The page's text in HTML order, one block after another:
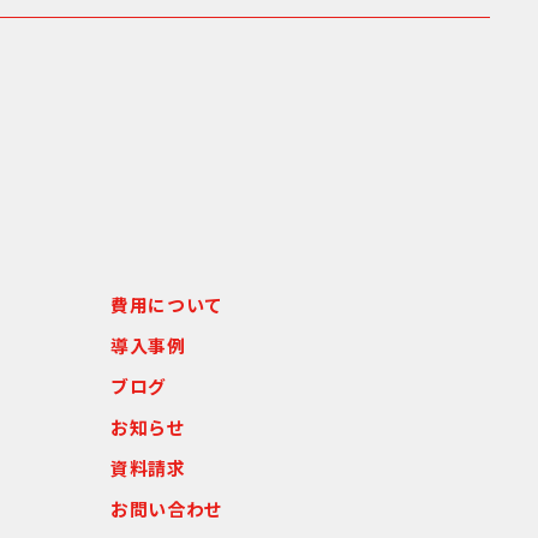
費用について
導入事例
ブログ
お知らせ
資料請求
お問い合わせ